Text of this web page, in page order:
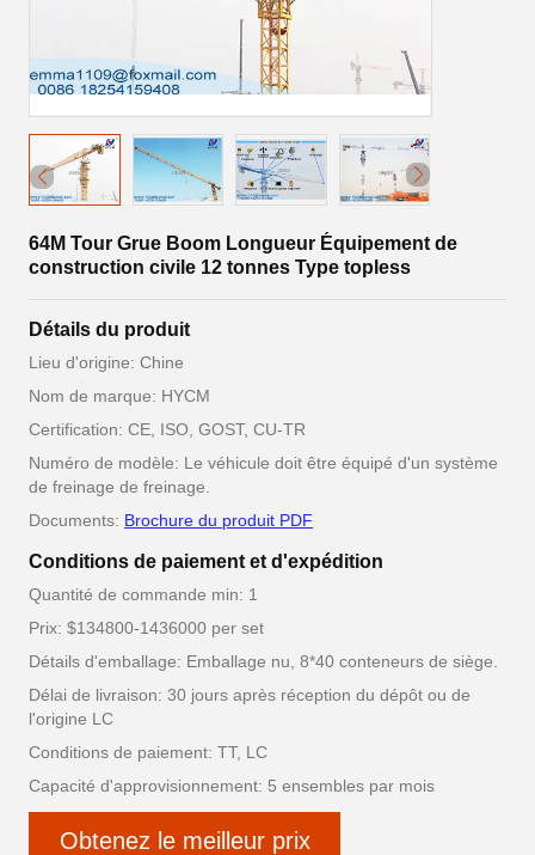
64M Tour Grue Boom Longueur Équipement de
construction civile 12 tonnes Type topless
Détails du produit
Lieu d'origine: Chine
Nom de marque: HYCM
Certification: CE, ISO, GOST, CU-TR
Numéro de modèle: Le véhicule doit être équipé d'un système
de freinage de freinage.
Documents: Brochure du produit PDF
Conditions de paiement et d'expédition
Quantité de commande min: 1
Prix: $134800-1436000 per set
Détails d'emballage: Emballage nu, 8*40 conteneurs de siège.
Délai de livraison: 30 jours après réception du dépôt ou de
l'origine LC
Conditions de paiement: TT, LC
Capacité d'approvisionnement: 5 ensembles par mois
Obtenez le meilleur prix